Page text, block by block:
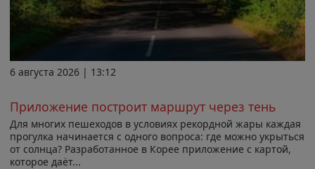
6 августа 2026 | 13:12
Приложение построит маршрут через тень
Для многих пешеходов в условиях рекордной жары каждая
прогулка начинается с одного вопроса: где можно укрыться
от солнца? Разработанное в Корее приложение с картой,
которое даёт...